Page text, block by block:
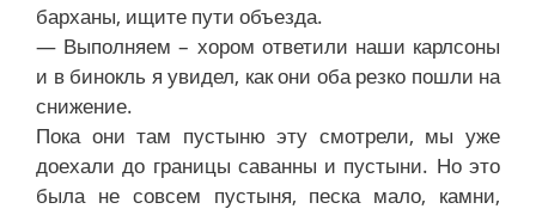
барханы, ищите пути объезда.
— Выполняем – хором ответили наши карлсоны
и в бинокль я увидел, как они оба резко пошли на
снижение.
Пока они там пустыню эту смотрели, мы уже
доехали до границы саванны и пустыни. Но это
была не совсем пустыня, песка мало, камни,